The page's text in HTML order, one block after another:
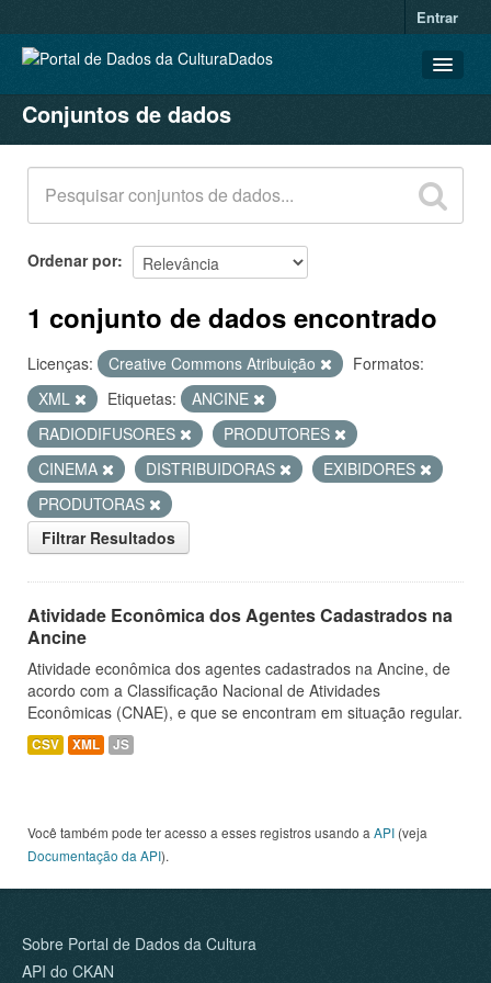
Entrar
CONJUNTOS DE DADOS
ORGANIZAÇÕES
GRUPOS
SOBRE
Conjuntos de dados
Ordenar por
1 conjunto de dados encontrado
Licenças: Creative Commons Atribuição
Formatos:
XML
Etiquetas:
ANCINE
RADIODIFUSORES
PRODUTORES
CINEMA
DISTRIBUIDORAS
EXIBIDORES
PRODUTORAS
Filtrar Resultados
Atividade Econômica dos Agentes Cadastrados na
Ancine
Atividade econômica dos agentes cadastrados na Ancine, de
acordo com a Classificação Nacional de Atividades
Econômicas (CNAE), e que se encontram em situação regular.
CSV XML JS
Você também pode ter acesso a esses registros usando a API (veja
Documentação da API).
Sobre Portal de Dados da Cultura
API do CKAN